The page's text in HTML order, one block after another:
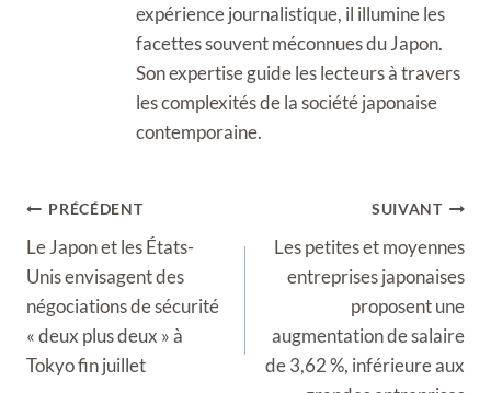
expérience journalistique, il illumine les
facettes souvent méconnues du Japon.
Son expertise guide les lecteurs à travers
les complexités de la société japonaise
contemporaine.
Navigation
de
l’article
PRÉCÉDENT
Le Japon et les États-
Unis envisagent des
négociations de sécurité
« deux plus deux » à
Tokyo fin juillet
SUIVANT
Les petites et moyennes
entreprises japonaises
proposent une
augmentation de salaire
de 3,62 %, inférieure aux